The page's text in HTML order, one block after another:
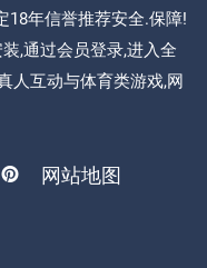
18年信誉推荐安全.保障!
,通过会员登录,进入全
人互动与体育类游戏,网
网站地图